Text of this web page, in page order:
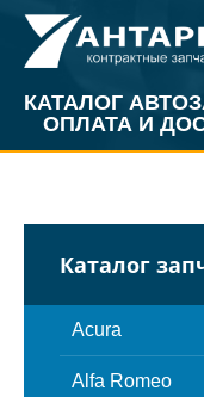
КАТАЛОГ
ОПЛАТА И
Каталог
Acura
Alfa Romeo